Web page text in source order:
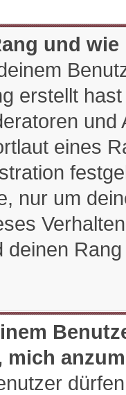
und
erstellt
eines
nur um
deinen